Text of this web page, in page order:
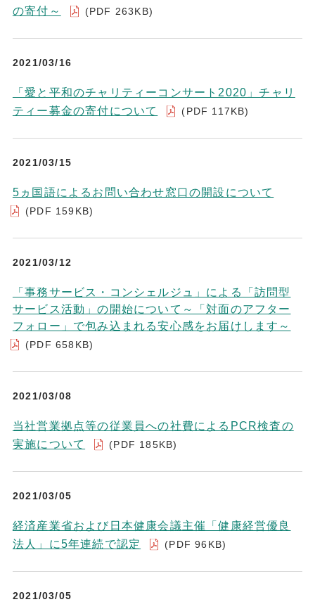
の寄付～
(PDF 263KB)
2021/03/16
「愛と平和のチャリティーコンサート2020」チャリ
ティー募金の寄付について
(PDF 117KB)
2021/03/15
5ヵ国語によるお問い合わせ窓口の開設について
(PDF 159KB)
2021/03/12
「事務サービス・コンシェルジュ」による「訪問型
サービス活動」の開始について～「対面のアフター
フォロー」で包み込まれる安心感をお届けします～
(PDF 658KB)
2021/03/08
当社営業拠点等の従業員への社費によるPCR検査の
実施について
(PDF 185KB)
2021/03/05
経済産業省および日本健康会議主催「健康経営優良
法人」に5年連続で認定
(PDF 96KB)
2021/03/05